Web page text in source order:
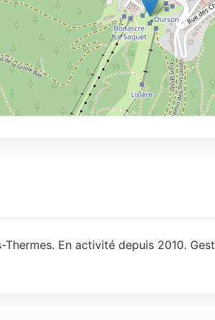
En activité depuis 2010.